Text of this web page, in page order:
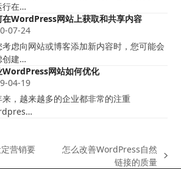
行在…
在WordPress网站上获取和共享内容
07-24
考虑向网站或博客添加新内容时，您可能会
创建…
WordPress网站如何优化
04-19
来，越来越多的企业都非常的注重
营销要
怎么改善WordPress自然
链接的质量